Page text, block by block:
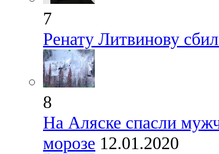
7
Ренату Литвинову
8
На Аляске спасли
морозе 12.01.2020